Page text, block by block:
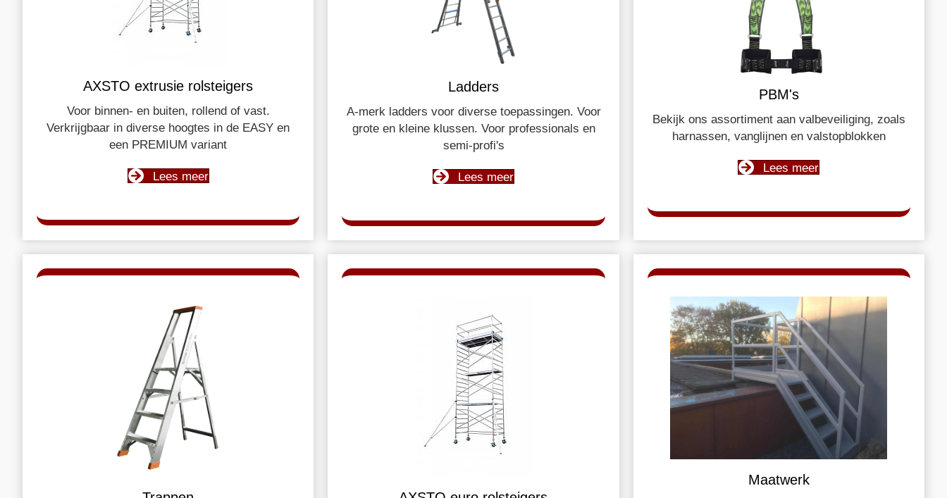
AXSTO extrusie rolsteigers
Voor binnen- en buiten, rollend of vast.
Verkrijgbaar in diverse hoogtes in de EASY en
een PREMIUM variant
Lees meer
Ladders
A-merk ladders voor diverse toepassingen. Voor
grote en kleine klussen. Voor professionals en
semi-profi's
Lees meer
PBM's
Bekijk ons assortiment aan valbeveiliging, zoals
harnassen, vanglijnen en valstopblokken
Lees meer
Maatwerk